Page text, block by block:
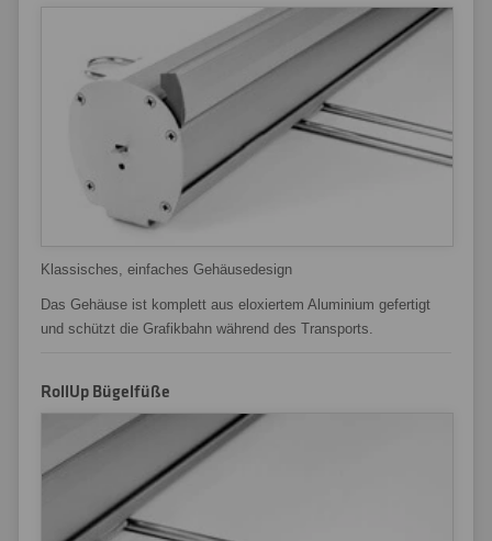
Klassisches, einfaches Gehäusedesign
Das Gehäuse ist komplett aus eloxiertem Aluminium gefertigt
und schützt die Grafikbahn während des Transports.
RollUp Bügelfüße